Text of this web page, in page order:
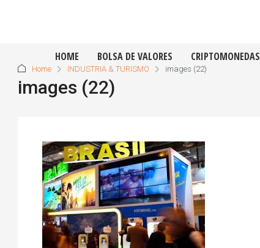
HOME BOLSA DE VALORES CRIPTOMONEDAS
Home INDUSTRIA & TURISMO images (22)
images (22)